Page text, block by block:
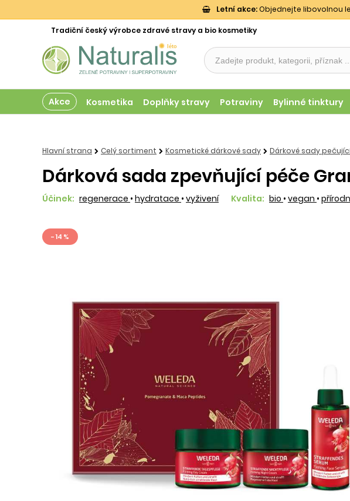
Letní akce:Objednejte libovolnou
Tradiční český výrobce zdravé stravy a bio kosmetiky
Akce Kosmetika Doplňky stravy Potraviny Bylinné tinktury
Hlavní strana Celý sortiment Kosmetické dárkové sady Dárkové sady
Dárková sada zpevňující péče
Účinek: regenerace • hydratace • vyživení Kvalita: bio • vegan •
- 14 %